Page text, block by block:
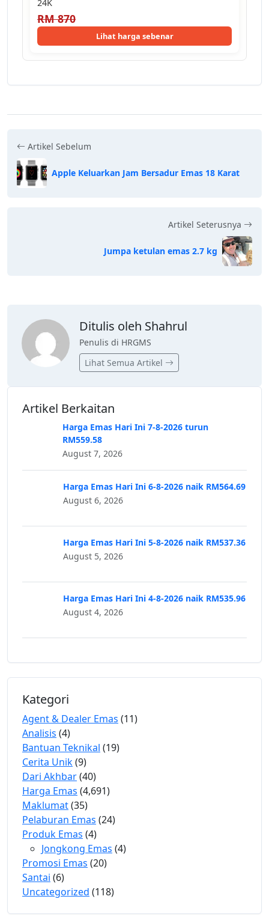
24K
RM 870
Lihat harga sebenar
Artikel Sebelum
Apple Keluarkan Jam Bersadur Emas 18 Karat
Artikel Seterusnya
Jumpa ketulan emas 2.7 kg
Ditulis oleh Shahrul
Penulis di HRGMS
Lihat Semua Artikel
Artikel Berkaitan
Harga Emas Hari Ini 7-8-2026 turun
RM559.58
August 7, 2026
Harga Emas Hari Ini 6-8-2026 naik RM564.69
August 6, 2026
Harga Emas Hari Ini 5-8-2026 naik RM537.36
August 5, 2026
Harga Emas Hari Ini 4-8-2026 naik RM535.96
August 4, 2026
Kategori
Agent & Dealer Emas (11)
Analisis (4)
Bantuan Teknikal (19)
Cerita Unik(9)
Dari Akhbar(40)
Harga Emas (4,691)
Maklumat(35)
Pelaburan Emas (24)
Produk Emas (4)
Jongkong Emas (4)
Promosi Emas (20)
Santai (6)
Uncategorized (118)